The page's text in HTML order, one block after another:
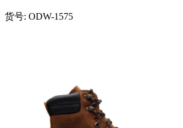
货号: ODW-1575